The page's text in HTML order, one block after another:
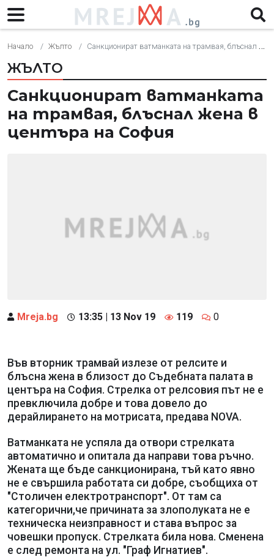
Начало Жълто Санкционират ватманката на трамвая, блъснал жена в центъра на София
ЖЪЛТО
Санкционират ватманката
на трамвая, блъснал жена в
центъра на София
Mreja.bg 13:35 | 13 Nov 19 119 0
Във вторник трамвай излезе от релсите и
блъсна жена в близост до Съдебната палата в
центъра на София. Стрелка от релсовия път не е
превключила добре и това довело до
дерайлирането на мотрисата, предава NOVA.
Ватманката не успяла да отвори стрелката
автоматично и опитала да направи това ръчно.
Жената ще бъде санкционирана, тъй като явно
не е свършила работата си добре, съобщиха от
"Столичен електротранспорт". От там са
категорични,че причината за злополуката не е
техническа неизправност и става въпрос за
човешки пропуск. Стрелката била нова. Сменена
е след ремонта на ул. "Граф Игнатиев".